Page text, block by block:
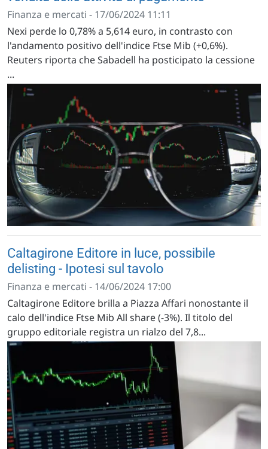
Finanza e mercati - 17/06/2024 11:11
Nexi perde lo 0,78% a 5,614 euro, in contrasto con
l'andamento positivo dell'indice Ftse Mib (+0,6%).
Reuters riporta che Sabadell ha posticipato la cessione
...
Caltagirone Editore in luce, possibile
delisting - Ipotesi sul tavolo
Finanza e mercati - 14/06/2024 17:00
Caltagirone Editore brilla a Piazza Affari nonostante il
calo dell'indice Ftse Mib All share (-3%). Il titolo del
gruppo editoriale registra un rialzo del 7,8...